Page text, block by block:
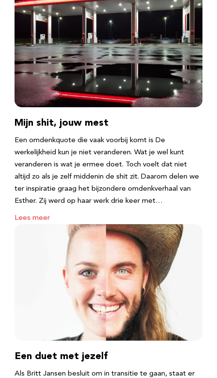
Mijn shit, jouw mest
Een omdenkquote die vaak voorbij komt is De
werkelijkheid kun je niet veranderen. Wat je wel kunt
veranderen is wat je ermee doet. Toch voelt dat niet
altijd zo als je zelf middenin de shit zit. Daarom delen we
ter inspiratie graag het bijzondere omdenkverhaal van
Esther. Zij werd op haar werk drie keer met…
Lees meer
Een duet met jezelf
Als Britt Jansen besluit om in transitie te gaan, staat er